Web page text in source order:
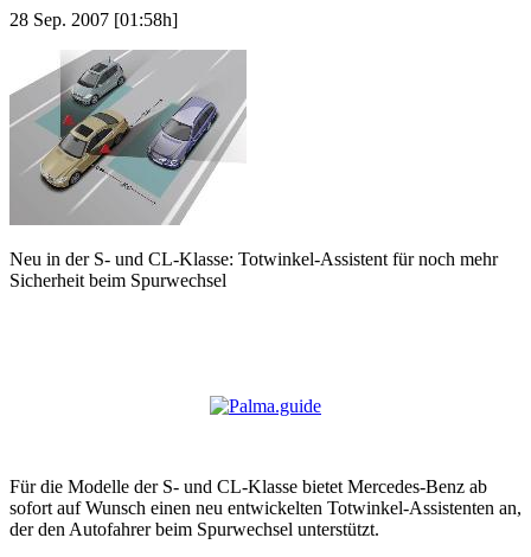
28 Sep. 2007 [01:58h]
Neu in der S- und CL-Klasse: Totwinkel-Assistent für noch mehr
Sicherheit beim Spurwechsel
Für die Modelle der S- und CL-Klasse bietet Mercedes-Benz ab
sofort auf Wunsch einen neu entwickelten Totwinkel-Assistenten an,
der den Autofahrer beim Spurwechsel unterstützt.